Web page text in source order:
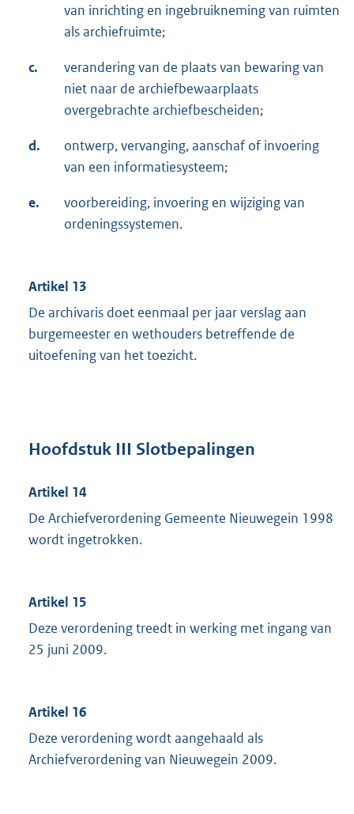
van inrichting en ingebruikneming van ruimten
als archiefruimte;
c.
verandering van de plaats van bewaring van
niet naar de archiefbewaarplaats
overgebrachte archiefbescheiden;
d.
ontwerp, vervanging, aanschaf of invoering
van een informatiesysteem;
e.
voorbereiding, invoering en wijziging van
ordeningssystemen.
Artikel 13
De archivaris doet eenmaal per jaar verslag aan
burgemeester en wethouders betreffende de
uitoefening van het toezicht.
Hoofdstuk III Slotbepalingen
Artikel 14
De Archiefverordening Gemeente Nieuwegein 1998
wordt ingetrokken.
Artikel 15
Deze verordening treedt in werking met ingang van
25 juni 2009.
Artikel 16
Deze verordening wordt aangehaald als
Archiefverordening van Nieuwegein 2009.